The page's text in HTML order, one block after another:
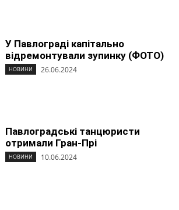
У Павлограді капітально
відремонтували зупинку (ФОТО)
НОВИНИ 26.06.2024
Павлоградські танцюристи
отримали Гран-Прі
НОВИНИ 10.06.2024